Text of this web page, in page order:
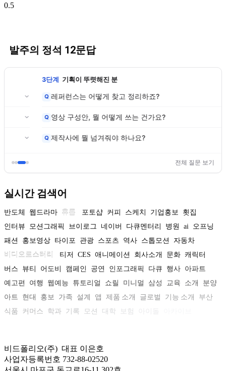
발주의 정석 12문답
기획이 뚜렷해진 분
레퍼런스는 어떻게 찾고 정리하죠?
영상 구성안, 뭘 어떻게 쓰는 건가요?
제작사에 뭘 넘겨줘야 하나요?
전체 질문 보기
실시간 검색어
반도체 웹드라마 휴롬 포토샵 커피 스케치 기업홍보
횟집
인터뷰
모션그래픽 브이로그 네이버 다큐멘터리 병원 ai
오프닝
패션
홍보영상 타이포 관광 스포츠 역사 스톱모션
자동차
비디오로스터리
티저 CES 애니메이션 회사소개 문화 캐릭터
버스
뷰티 어도비 캠페인 공연 인포그래픽 다큐 행사 아파트
예고편
여행 웹예능 튜토리얼 쇼릴 미니멀 삼성 교육 소개
분양
아트
현대 홍보 가족 설계 앱 제품 소개 글로벌 기능 소개
부산
식품
커머스 학과 기록 모션 대학 보험
비드폴리오(주) 대표 이은호
사업자등록번호 732-88-02520